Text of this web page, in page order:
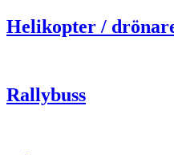
Helikopter /
Rallybuss